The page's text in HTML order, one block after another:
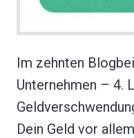
Im zehnten
Unternehmen – 4.
Dein Geld vor